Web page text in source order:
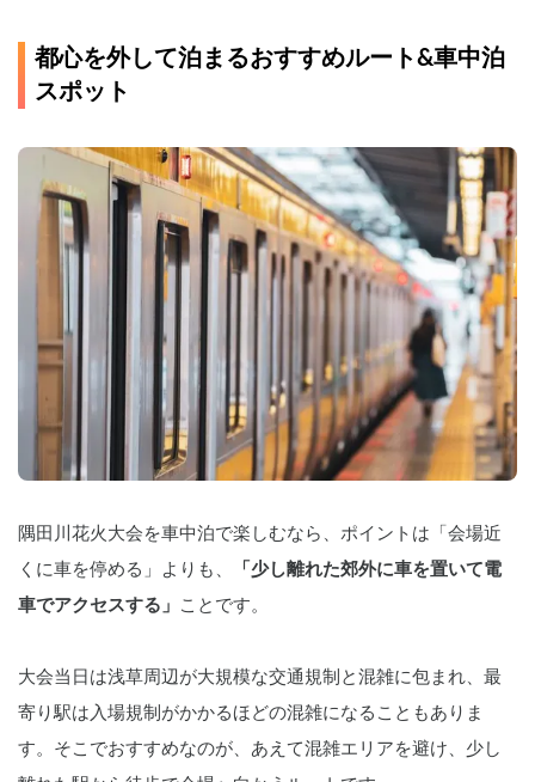
都心を外して泊まるおすすめルート&車中泊
スポット
隅田川花火大会を車中泊で楽しむなら、ポイントは「会場近
くに車を停める」よりも、
「少し離れた郊外に車を置いて電
車でアクセスする」
ことです。
大会当日は浅草周辺が大規模な交通規制と混雑に包まれ、最
寄り駅は入場規制がかかるほどの混雑になることもありま
す。そこでおすすめなのが、あえて混雑エリアを避け、少し